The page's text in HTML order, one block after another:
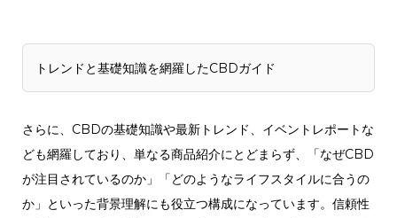
トレンドと基礎知識を網羅したCBDガイド
さらに、CBDの基礎知識や最新トレンド、イベントレポートな
ども網羅しており、単なる商品紹介にとどまらず、「なぜCBD
が注目されているのか」「どのようなライフスタイルに合うの
か」といった背景理解にも役立つ構成になっています。信頼性